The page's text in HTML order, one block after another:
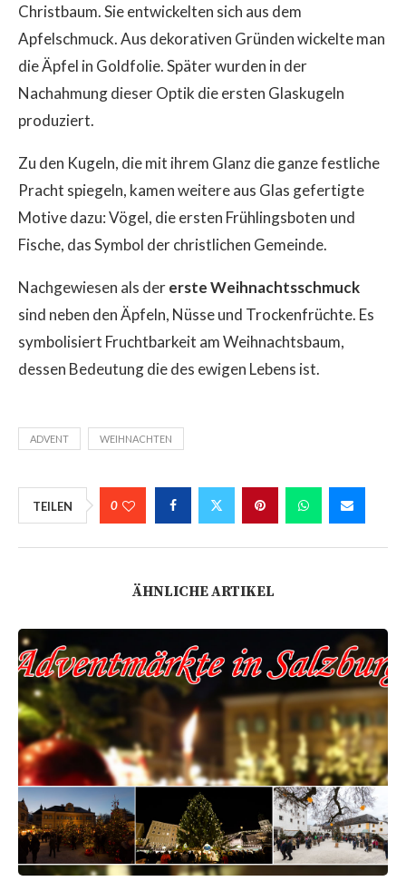
Christbaum. Sie entwickelten sich aus dem
Apfelschmuck. Aus dekorativen Gründen wickelte man
die Äpfel in Goldfolie. Später wurden in der
Nachahmung dieser Optik die ersten Glaskugeln
produziert.
Zu den Kugeln, die mit ihrem Glanz die ganze festliche
Pracht spiegeln, kamen weitere aus Glas gefertigte
Motive dazu: Vögel, die ersten Frühlingsboten und
Fische, das Symbol der christlichen Gemeinde.
Nachgewiesen als dererste Weihnachtsschmuck
sind neben den Äpfeln, Nüsse und Trockenfrüchte. Es
symbolisiert Fruchtbarkeit am Weihnachtsbaum,
dessen Bedeutung die des ewigen Lebens ist.
ADVENT WEIHNACHTEN
TEILEN 0
ÄHNLICHE ARTIKEL